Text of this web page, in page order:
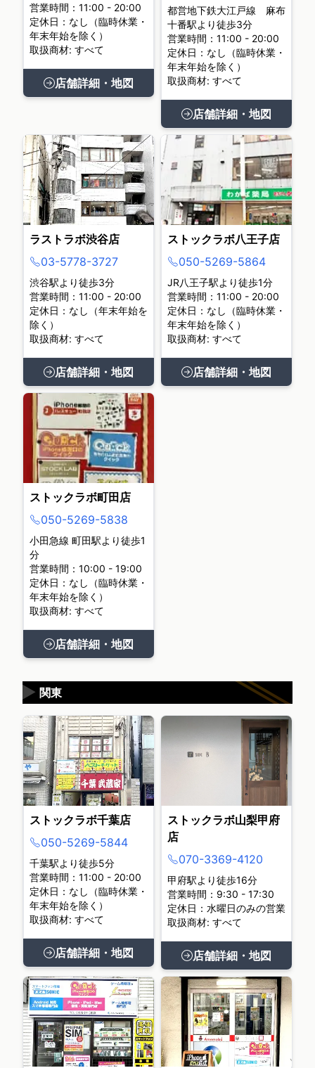
営業時間：11:00 - 20:00
定休日：なし（臨時休業・
年末年始を除く）
取扱商材: すべて
店舗詳細・地図
都営地下鉄大江戸線 麻布
十番駅より徒歩3分
営業時間：11:00 - 20:00
定休日：なし（臨時休業・
年末年始を除く）
取扱商材: すべて
店舗詳細・地図
ラストラボ渋谷店
03-5778-3727
渋谷駅より徒歩3分
営業時間：11:00 - 20:00
定休日：なし（年末年始を
除く）
取扱商材: すべて
店舗詳細・地図
ストックラボ八王子店
050-5269-5864
JR八王子駅より徒歩1分
営業時間：11:00 - 20:00
定休日：なし（臨時休業・
年末年始を除く）
取扱商材: すべて
店舗詳細・地図
ストックラボ町田店
050-5269-5838
小田急線 町田駅より徒歩1
分
営業時間：10:00 - 19:00
定休日：なし（臨時休業・
年末年始を除く）
取扱商材: すべて
店舗詳細・地図
関東
▶
ストックラボ千葉店
050-5269-5844
千葉駅より徒歩5分
営業時間：11:00 - 20:00
定休日：なし（臨時休業・
年末年始を除く）
取扱商材: すべて
店舗詳細・地図
ストックラボ山梨甲府
店
070-3369-4120
甲府駅より徒歩16分
営業時間：9:30 - 17:30
定休日：水曜日のみの営業
取扱商材: すべて
店舗詳細・地図